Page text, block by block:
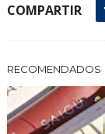
COMPARTIR
RECOMENDADOS